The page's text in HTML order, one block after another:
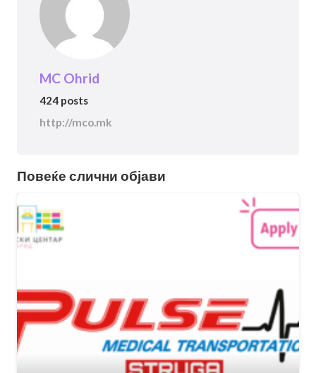
MC Ohrid
424 posts
http://mco.mk
Повеќе слични објави